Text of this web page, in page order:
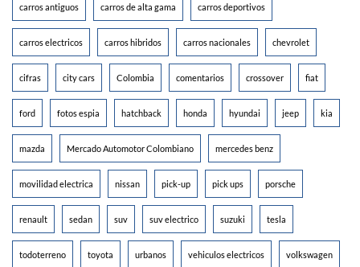
carros antiguos carros de alta gama carros deportivos
carros electricos carros hibridos carros nacionales chevrolet
cifras city cars Colombia comentarios crossover fiat
ford fotos espia hatchback honda hyundai jeep kia
mazda Mercado Automotor Colombiano mercedes benz
movilidad electrica nissan pick-up pick ups porsche
renault sedan suv suv electrico suzuki tesla
todoterreno toyota urbanos vehiculos electricos volkswagen